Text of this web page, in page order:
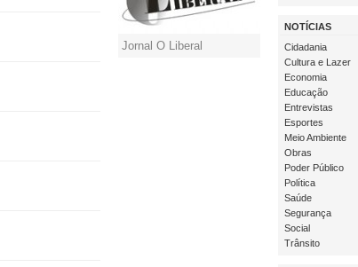
Jornal O Liberal
NOTÍCIAS
Cidadania
Cultura e Lazer
Economia
Educação
Entrevistas
Esportes
Meio Ambiente
Obras
Poder Público
Política
Saúde
Segurança
Social
Trânsito